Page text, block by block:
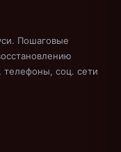
Пошаговые
телефоны, соц. сети